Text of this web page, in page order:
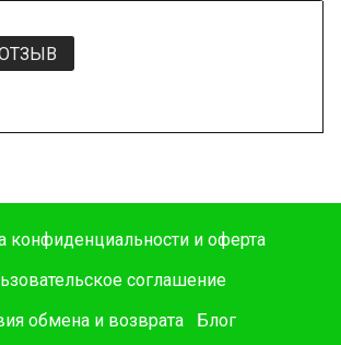
конфиденциальности и оферта
соглашение
обмена и возврата
Блог